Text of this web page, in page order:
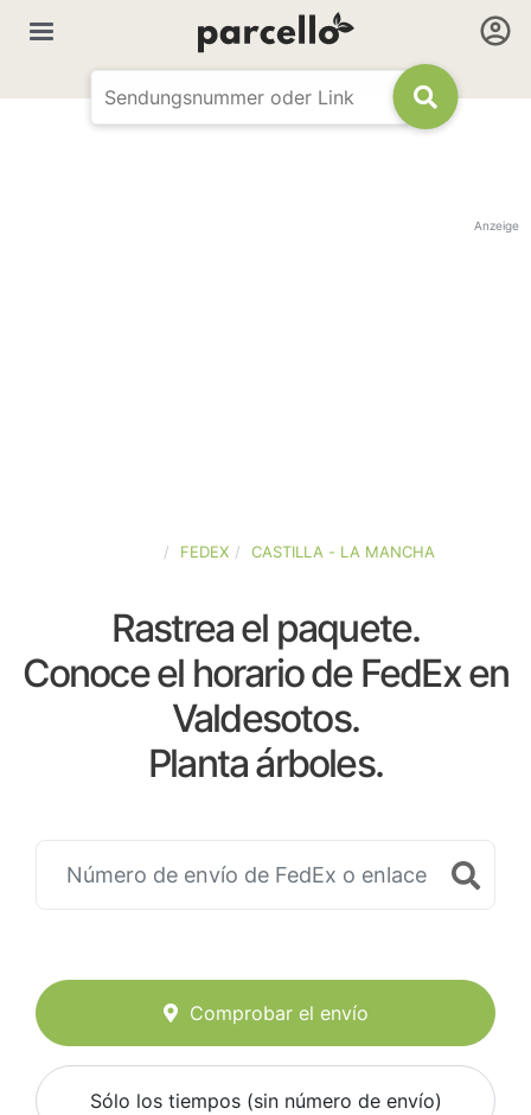
Anzeige
FEDEX CASTILLA - LA MANCHA
Rastrea el paquete.
Conoce el horario de FedEx en
Valdesotos.
Planta árboles.
Comprobar el envío
Sólo los tiempos (sin número de envío)